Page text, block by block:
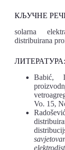
КЉУЧНЕ
solarna
distribuirana
ЛИТЕРАТУРА:
Babić,
Vo. 15,